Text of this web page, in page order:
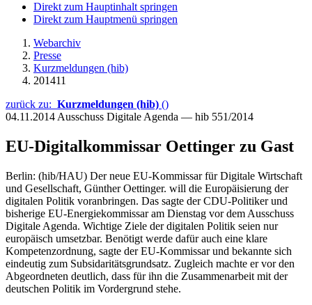
Direkt zum Hauptinhalt springen
Direkt zum Hauptmenü springen
Webarchiv
Presse
Kurzmeldungen (hib)
201411
zurück zu: Kurzmeldungen (hib) ()
04.11.2014 Ausschuss Digitale Agenda — hib 551/2014
EU-Digitalkommissar Oettinger zu Gast
Berlin: (hib/HAU) Der neue EU-Kommissar für Digitale Wirtschaft
und Gesellschaft, Günther Oettinger. will die Europäisierung der
digitalen Politik voranbringen. Das sagte der CDU-Politiker und
bisherige EU-Energiekommissar am Dienstag vor dem Ausschuss
Digitale Agenda. Wichtige Ziele der digitalen Politik seien nur
europäisch umsetzbar. Benötigt werde dafür auch eine klare
Kompetenzordnung, sagte der EU-Kommissar und bekannte sich
eindeutig zum Subsidaritätsgrundsatz. Zugleich machte er vor den
Abgeordneten deutlich, dass für ihn die Zusammenarbeit mit der
deutschen Politik im Vordergrund stehe.